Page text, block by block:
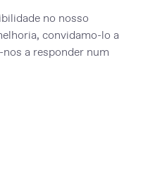
no nosso
convidamo-lo a
a responder num